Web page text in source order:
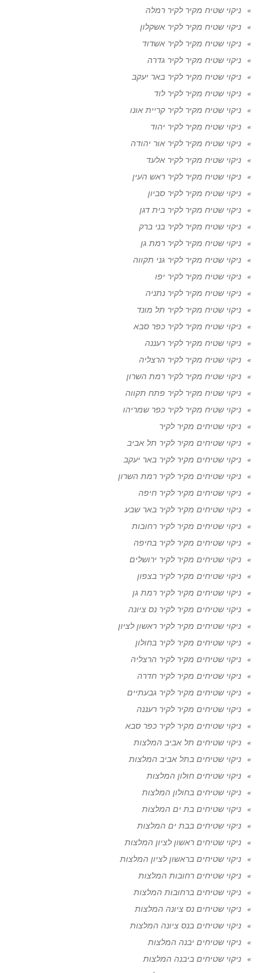
ניקוי שטיח מקיר לקיר רמלה
ניקוי שטיח מקיר לקיר אשקלון
ניקוי שטיח מקיר לקיר אשדוד
ניקוי שטיח מקיר לקיר גדרה
ניקוי שטיח מקיר לקיר באר יעקב
ניקוי שטיח מקיר לקיר לוד
ניקוי שטיח מקיר לקיר קריית אונו
ניקוי שטיח מקיר לקיר יהוד
ניקוי שטיח מקיר לקיר אור יהודה
ניקוי שטיח מקיר לקיר אלעד
ניקוי שטיח מקיר לקיר ראש העין
ניקוי שטיח מקיר לקיר סביון
ניקוי שטיח מקיר לקיר בית דגן
ניקוי שטיח מקיר לקיר בני ברק
ניקוי שטיח מקיר לקיר רמת גן
ניקוי שטיח מקיר לקיר גני תקווה
ניקוי שטיח מקיר לקיר יפו
ניקוי שטיח מקיר לקיר נתניה
ניקוי שטיח מקיר לקיר תל מונד
ניקוי שטיח מקיר לקיר כפר סבא
ניקוי שטיח מקיר לקיר רעננה
ניקוי שטיח מקיר לקיר הרצליה
ניקוי שטיח מקיר לקיר רמת השרון
ניקוי שטיח מקיר לקיר פתח תקווה
ניקוי שטיח מקיר לקיר כפר שמריהו
ניקוי שטיחים מקיר לקיר
ניקוי שטיחים מקיר לקיר תל אביב
ניקוי שטיחים מקיר לקיר באר יעקב
ניקוי שטיחים מקיר לקיר רמת השרון
ניקוי שטיחים מקיר לקיר חיפה
ניקוי שטיחים מקיר לקיר באר שבע
ניקוי שטיחים מקיר לקיר רחובות
ניקוי שטיחים מקיר לקיר בחיפה
ניקוי שטיחים מקיר לקיר ירושלים
ניקוי שטיחים מקיר לקיר בצפון
ניקוי שטיחים מקיר לקיר רמת גן
ניקוי שטיחים מקיר לקיר נס ציונה
ניקוי שטיחים מקיר לקיר ראשון לציון
ניקוי שטיחים מקיר לקיר בחולון
ניקוי שטיחים מקיר לקיר הרצליה
ניקוי שטיחים מקיר לקיר חדרה
ניקוי שטיחים מקיר לקיר גבעתיים
ניקוי שטיחים מקיר לקיר רעננה
ניקוי שטיחים מקיר לקיר כפר סבא
ניקוי שטיחים תל אביב המלצות
ניקוי שטיחים בתל אביב המלצות
ניקוי שטיחים חולון המלצות
ניקוי שטיחים בחולון המלצות
ניקוי שטיחים בת ים המלצות
ניקוי שטיחים בבת ים המלצות
ניקוי שטיחים ראשון לציון המלצות
ניקוי שטיחים בראשון לציון המלצות
ניקוי שטיחים רחובות המלצות
ניקוי שטיחים ברחובות המלצות
ניקוי שטיחים נס ציונה המלצות
ניקוי שטיחים בנס ציונה המלצות
ניקוי שטיחים יבנה המלצות
ניקוי שטיחים ביבנה המלצות